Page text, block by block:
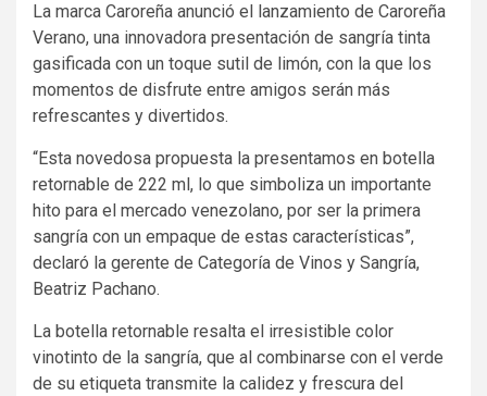
La marca Caroreña anunció el lanzamiento de Caroreña
Verano, una innovadora presentación de sangría tinta
gasificada con un toque sutil de limón, con la que los
momentos de disfrute entre amigos serán más
refrescantes y divertidos.
“Esta novedosa propuesta la presentamos en botella
retornable de 222 ml, lo que simboliza un importante
hito para el mercado venezolano, por ser la primera
sangría con un empaque de estas características”,
declaró la gerente de Categoría de Vinos y Sangría,
Beatriz Pachano.
La botella retornable resalta el irresistible color
vinotinto de la sangría, que al combinarse con el verde
de su etiqueta transmite la calidez y frescura del